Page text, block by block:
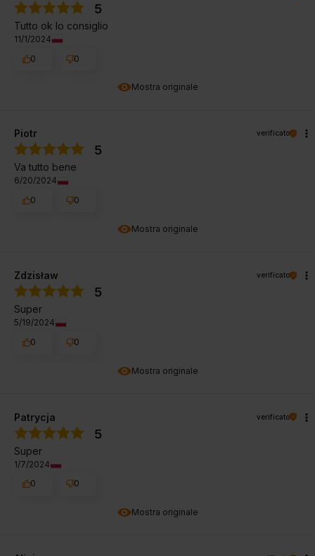
Mostra originale
5
Tutto ok lo consiglio
11/1/2024
0
0
Mostra originale
Piotr verificato
5
Va tutto bene
6/20/2024
0
0
Mostra originale
Zdzisław verificato
5
Super
5/19/2024
0
0
Mostra originale
Patrycja verificato
5
Super
1/7/2024
0
0